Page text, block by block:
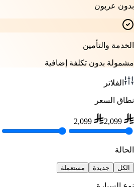
بدون عربون
الخدمة والتأمين
مشمولة بدون تكلفة إضافية
الفلاتر
نطاق السعر
2,099
2,099
الحالة
الكل جديدة مستعملة